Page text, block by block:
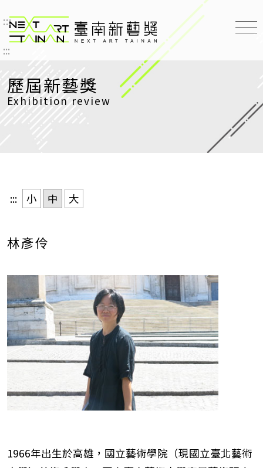
:::臺南新藝獎 NEXT ART TAINAN
:::
歷屆新藝獎
Exhibition review
::: 小 中 大
林彥伶
1966年出生於高雄，國立藝術學院（現國立臺北藝術